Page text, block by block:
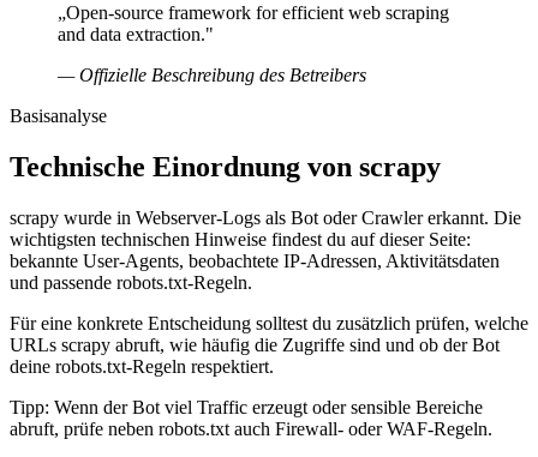
„Open-source framework for efficient web scraping
and data extraction."
— Offizielle Beschreibung des Betreibers
Basisanalyse
Technische Einordnung von scrapy
scrapy wurde in Webserver-Logs als Bot oder Crawler erkannt. Die
wichtigsten technischen Hinweise findest du auf dieser Seite:
bekannte User-Agents, beobachtete IP-Adressen, Aktivitätsdaten
und passende robots.txt-Regeln.
Für eine konkrete Entscheidung solltest du zusätzlich prüfen, welche
URLs scrapy abruft, wie häufig die Zugriffe sind und ob der Bot
deine robots.txt-Regeln respektiert.
Tipp: Wenn der Bot viel Traffic erzeugt oder sensible Bereiche
abruft, prüfe neben robots.txt auch Firewall- oder WAF-Regeln.